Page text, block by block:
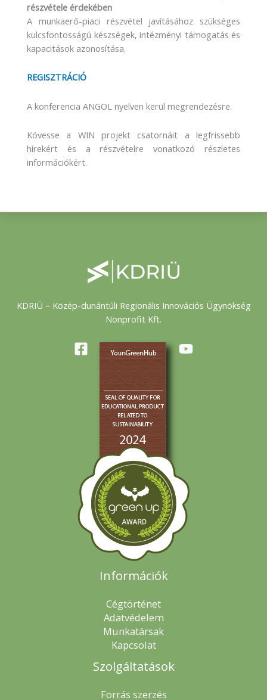
részvétele érdekében
A munkaerő-piaci részvétel javításához szükséges
kulcsfontosságú készségek, intézményi támogatás és
kapacitások azonosítása.
REGISZTRÁCIÓ
A konferencia ANGOL nyelven kerül megrendezésre.
Kövesse a WIN projekt csatornáit a legfrissebb
hírekért és a részvételre vonatkozó részletes
információkért.
KDRIÜ – Közép-dunántúli Regionális Innovációs Ügynökség
Nonprofit Kft.
Információk
Cégtörténet
Adatvédelem
Munkatársak
Kapcsolat
Szolgáltatások
Forrás szerzés